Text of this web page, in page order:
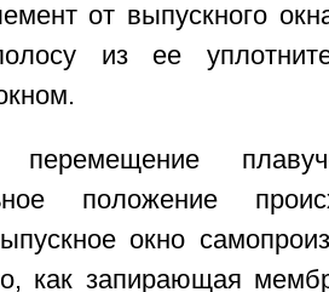
от выпускного
из ее
перемещение
положение
окно
как запирающая